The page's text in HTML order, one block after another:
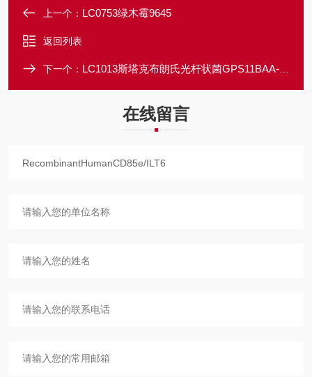
上一个： LC0753绿木霉9645
返回列表
下一个： LC1013斯塔克布朗氏光杆状菌GPS11BAA-2077
在线留言